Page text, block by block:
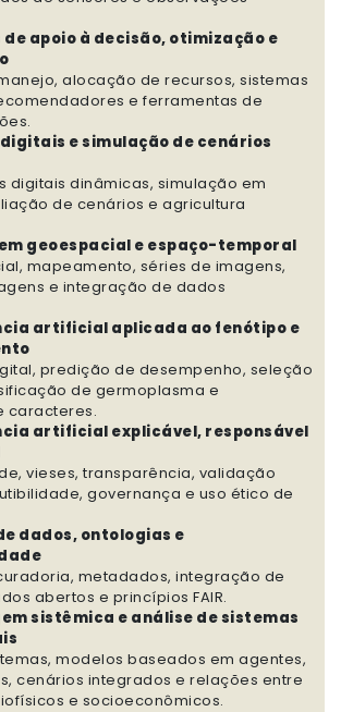
de apoio à decisão, otimização e
alocação de recursos, sistemas
e ferramentas de
digitais e simulação de cenários
digitais dinâmicas, simulação em
de cenários e agricultura
geoespacial e espaço-temporal
mapeamento, séries de imagens,
e integração de dados
artificial aplicada ao fenótipo e
predição de desempenho, seleção
de germoplasma e
caracteres.
artificial explicável, responsável
vieses, transparência, validação
governança e uso ético de
de dados, ontologias e
metadados, integração de
abertos e princípios FAIR.
sistêmica e análise de sistemas
modelos baseados em agentes,
cenários integrados e relações entre
e socioeconômicos.